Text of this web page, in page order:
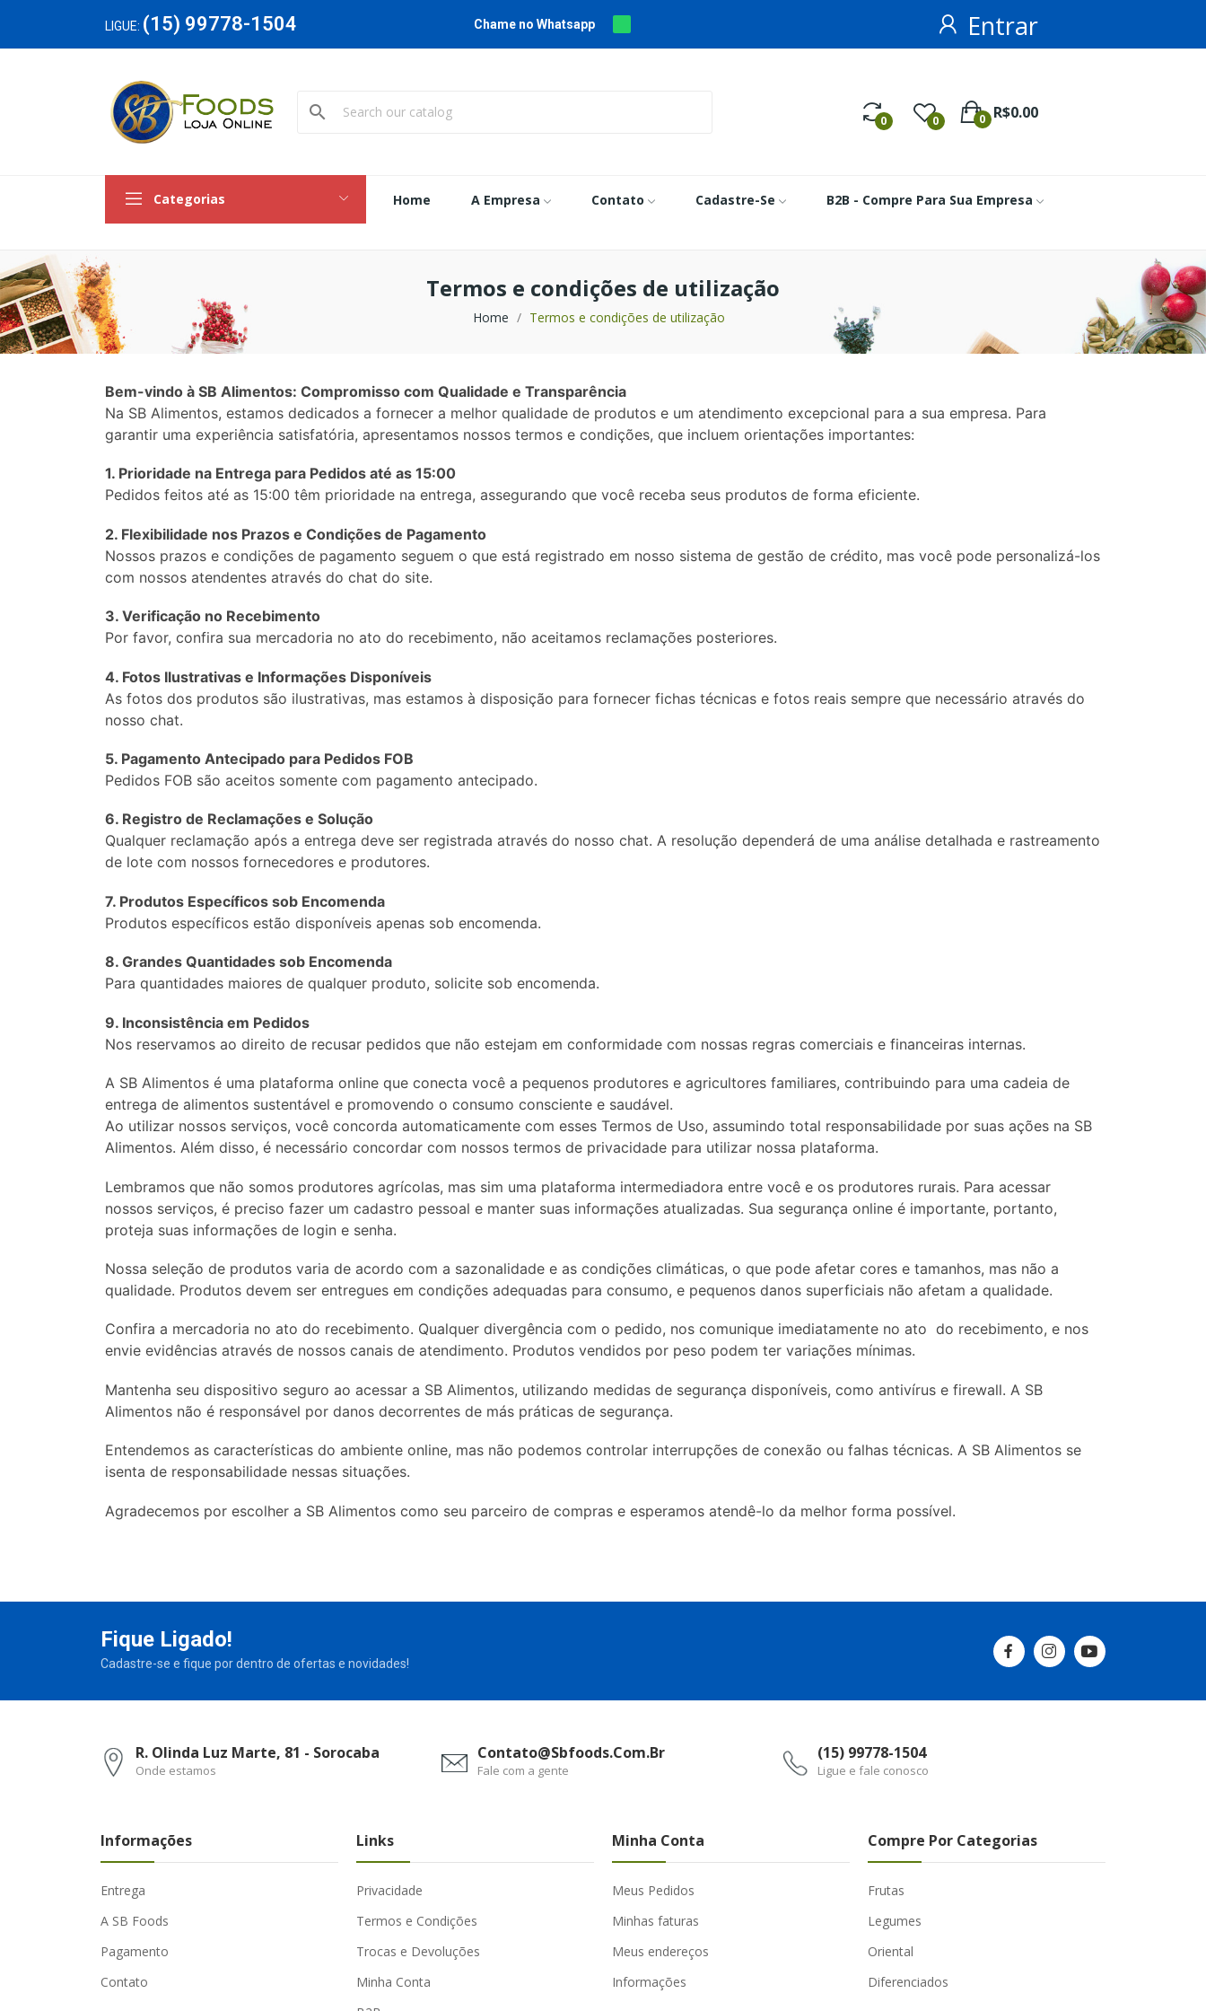
LIGUE: (15) 99778-1504 Chame no Whatsapp Entrar
search 0 0 R$0.00
0
Categorias Home A Empresa Contato Cadastre-Se B2B - Compre Para Sua Empresa
Termos e condições de utilização
Home Termos e condições de utilização
Bem-vindo à SB Alimentos: Compromisso com Qualidade e Transparência
Na SB Alimentos, estamos dedicados a fornecer a melhor qualidade de produtos e um atendimento excepcional para a sua empresa. Para
garantir uma experiência satisfatória, apresentamos nossos termos e condições, que incluem orientações importantes:
1. Prioridade na Entrega para Pedidos até as 15:00
Pedidos feitos até as 15:00 têm prioridade na entrega, assegurando que você receba seus produtos de forma eficiente.
2. Flexibilidade nos Prazos e Condições de Pagamento
Nossos prazos e condições de pagamento seguem o que está registrado em nosso sistema de gestão de crédito, mas você pode personalizá-los
com nossos atendentes através do chat do site.
3. Verificação no Recebimento
Por favor, confira sua mercadoria no ato do recebimento, não aceitamos reclamações posteriores.
4. Fotos Ilustrativas e Informações Disponíveis
As fotos dos produtos são ilustrativas, mas estamos à disposição para fornecer fichas técnicas e fotos reais sempre que necessário através do
nosso chat.
5. Pagamento Antecipado para Pedidos FOB
Pedidos FOB são aceitos somente com pagamento antecipado.
6. Registro de Reclamações e Solução
Qualquer reclamação após a entrega deve ser registrada através do nosso chat. A resolução dependerá de uma análise detalhada e rastreamento
de lote com nossos fornecedores e produtores.
7. Produtos Específicos sob Encomenda
Produtos específicos estão disponíveis apenas sob encomenda.
8. Grandes Quantidades sob Encomenda
Para quantidades maiores de qualquer produto, solicite sob encomenda.
9. Inconsistência em Pedidos
Nos reservamos ao direito de recusar pedidos que não estejam em conformidade com nossas regras comerciais e financeiras internas.
A SB Alimentos é uma plataforma online que conecta você a pequenos produtores e agricultores familiares, contribuindo para uma cadeia de
entrega de alimentos sustentável e promovendo o consumo consciente e saudável.
Ao utilizar nossos serviços, você concorda automaticamente com esses Termos de Uso, assumindo total responsabilidade por suas ações na SB
Alimentos. Além disso, é necessário concordar com nossos termos de privacidade para utilizar nossa plataforma.
Lembramos que não somos produtores agrícolas, mas sim uma plataforma intermediadora entre você e os produtores rurais. Para acessar
nossos serviços, é preciso fazer um cadastro pessoal e manter suas informações atualizadas. Sua segurança online é importante, portanto,
proteja suas informações de login e senha.
Nossa seleção de produtos varia de acordo com a sazonalidade e as condições climáticas, o que pode afetar cores e tamanhos, mas não a
qualidade. Produtos devem ser entregues em condições adequadas para consumo, e pequenos danos superficiais não afetam a qualidade.
Confira a mercadoria no ato do recebimento. Qualquer divergência com o pedido, nos comunique imediatamente no ato do recebimento, e nos
envie evidências através de nossos canais de atendimento. Produtos vendidos por peso podem ter variações mínimas.
Mantenha seu dispositivo seguro ao acessar a SB Alimentos, utilizando medidas de segurança disponíveis, como antivírus e firewall. A SB
Alimentos não é responsável por danos decorrentes de más práticas de segurança.
Entendemos as características do ambiente online, mas não podemos controlar interrupções de conexão ou falhas técnicas. A SB Alimentos se
isenta de responsabilidade nessas situações.
Agradecemos por escolher a SB Alimentos como seu parceiro de compras e esperamos atendê-lo da melhor forma possível.
Fique Ligado!
Cadastre-se e fique por dentro de ofertas e novidades!
R. Olinda Luz Marte, 81 - Sorocaba
Onde estamos
Contato@sbfoods.com.br
Fale com a gente
(15) 99778-1504
Ligue e fale conosco
Informações
Entrega
A SB Foods
Pagamento
Contato
Links
Privacidade
Termos e Condições
Trocas e Devoluções
Minha Conta
Minha Conta
Meus Pedidos
Minhas faturas
Meus endereços
Informações
Compre Por Categorias
Frutas
Legumes
Oriental
Diferenciados